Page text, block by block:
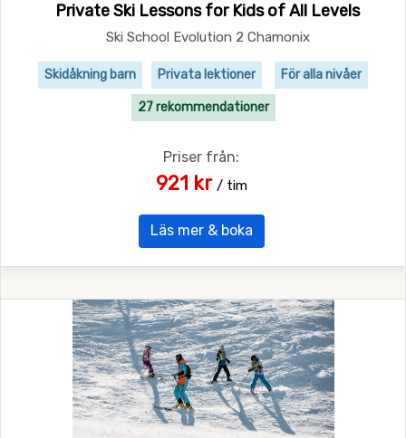
Private Ski Lessons for Kids of All Levels
Ski School Evolution 2 Chamonix
Skidåkning barn Privata lektioner För alla nivåer
27 rekommendationer
Priser från:
921 kr / tim
Läs mer & boka